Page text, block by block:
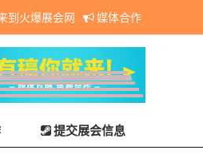
到火爆展会网 媒体合作
提交展会信息